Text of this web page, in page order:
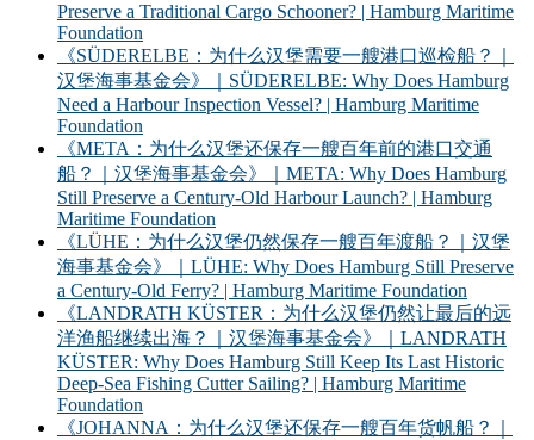
Preserve a Traditional Cargo Schooner? | Hamburg Maritime
Foundation
《SÜDERELBE：为什么汉堡需要一艘港口巡检船？｜
汉堡海事基金会》｜SÜDERELBE: Why Does Hamburg
Need a Harbour Inspection Vessel? | Hamburg Maritime
Foundation
《META：为什么汉堡还保存一艘百年前的港口交通
船？｜汉堡海事基金会》｜META: Why Does Hamburg
Still Preserve a Century-Old Harbour Launch? | Hamburg
Maritime Foundation
《LÜHE：为什么汉堡仍然保存一艘百年渡船？｜汉堡
海事基金会》｜LÜHE: Why Does Hamburg Still Preserve
a Century-Old Ferry? | Hamburg Maritime Foundation
《LANDRATH KÜSTER：为什么汉堡仍然让最后的远
洋渔船继续出海？｜汉堡海事基金会》｜LANDRATH
KÜSTER: Why Does Hamburg Still Keep Its Last Historic
Deep-Sea Fishing Cutter Sailing? | Hamburg Maritime
Foundation
《JOHANNA：为什么汉堡还保存一艘百年货帆船？｜